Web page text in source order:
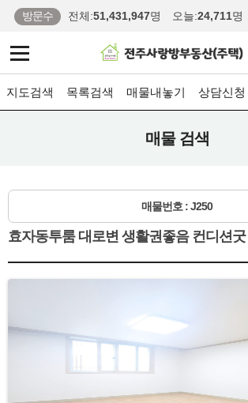
방문수 전체:51,431,947명 오늘:24,711명
지도검색 목록검색 매물내놓기 상담신청
매물 검색
매물번호 : J250
효자동투룸 대로변 생활권좋음 컨디션